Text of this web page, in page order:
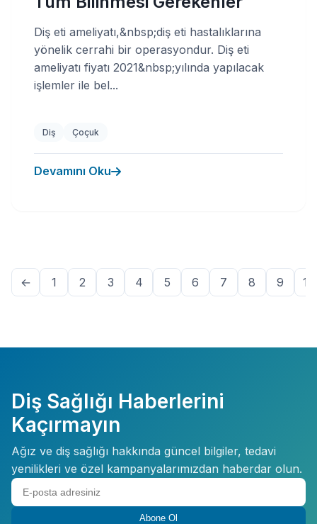
Diş eti ameliyatı,&nbsp;diş eti hastalıklarına
yönelik cerrahi bir operasyondur. Diş eti
ameliyatı fiyatı 2021&nbsp;yılında yapılacak
işlemler ile bel...
Diş Çoçuk
Devamını Oku
← 1 2 3 4 5 6 7 8 9 10
Diş Sağlığı Haberlerini
Kaçırmayın
Ağız ve diş sağlığı hakkında güncel bilgiler, tedavi
yenilikleri ve özel kampanyalarımızdan haberdar olun.
Abone Ol